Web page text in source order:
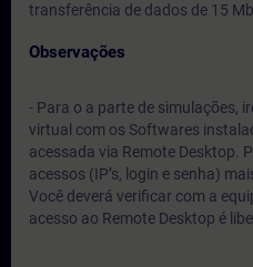
transferência de dados de 15
Observações
- Para o a parte de simulações,
virtual com os Softwares
acessada via Remote Desktop.
acessos (IP’s, login e senha)
Você deverá verificar com a
acesso ao Remote Desktop é